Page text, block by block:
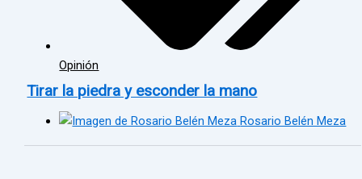
Opinión
Tirar la piedra y esconder la mano
Rosario Belén Meza